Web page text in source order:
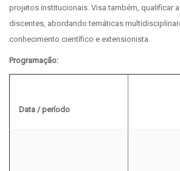
projetos institucionais. Visa também, qualificar
discentes, abordando temáticas
conhecimento científico e extensionista.
Programação:
Data / período